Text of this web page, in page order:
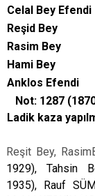
Celal Bey Efendi
Reşid Bey
Rasim Bey
Hami Bey
Anklos Efendi
Not: 1287
Ladik kaza
Reşit Bey,
1929), Tahsin
1935), Rauf